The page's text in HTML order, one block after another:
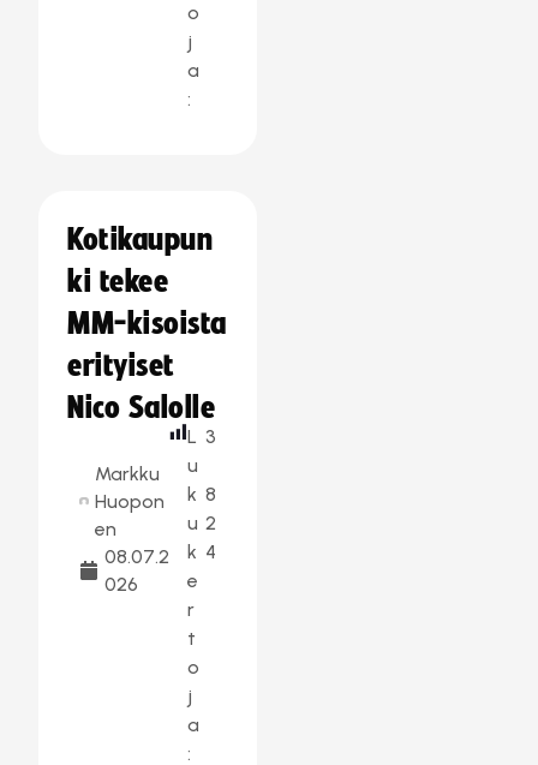
o
j
a
:
Kotikaupun
ki tekee
MM-kisoista
erityiset
Nico Salolle
Markku
Huopon
en
08.07.2
026
L
u
k
u
k
e
r
t
o
j
a
:
3
8
2
4